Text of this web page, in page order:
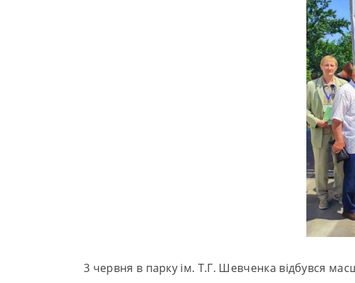
3 червня в парку ім. Т.Г. Шевченка відбувся